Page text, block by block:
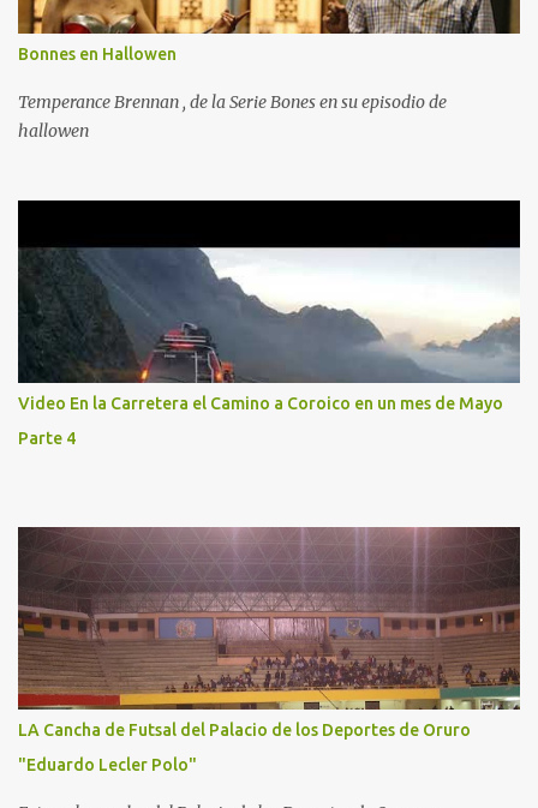
Bonnes en Hallowen
Temperance Brennan , de la Serie Bones en su episodio de
hallowen
Video En la Carretera el Camino a Coroico en un mes de Mayo
Parte 4
LA Cancha de Futsal del Palacio de los Deportes de Oruro
"Eduardo Lecler Polo"